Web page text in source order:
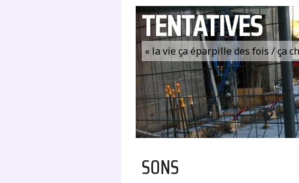
TENTATIVES
« la vie ça éparpille des fois / ça
SONS